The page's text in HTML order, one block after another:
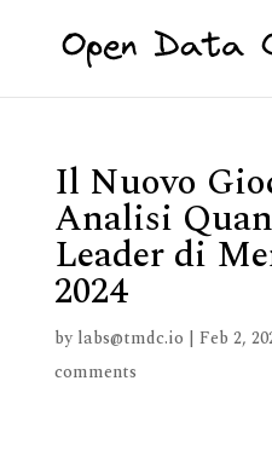
Il Nuovo
Analisi
Leader di
2024
by labs@tmdc.io | Feb 2,
comments